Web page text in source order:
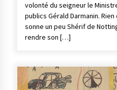
volonté du seigneur le
publics Gérald Darmanin.
sonne un peu Shérif de
rendre son […]